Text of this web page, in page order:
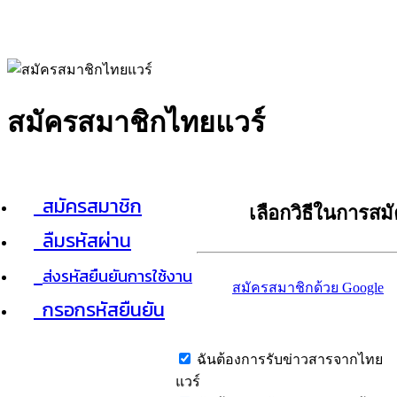
สมัครสมาชิกไทยแวร์
สมัครสมาชิก
ลืมรหัสผ่าน
ส่งรหัสยืนยันการใช้งาน
กรอกรหัสยืนยัน
เลือกวิธีในการส
สมัครสมาชิกด้วย Google
ฉันต้องการรับข่าวสารจากไทย
แวร์